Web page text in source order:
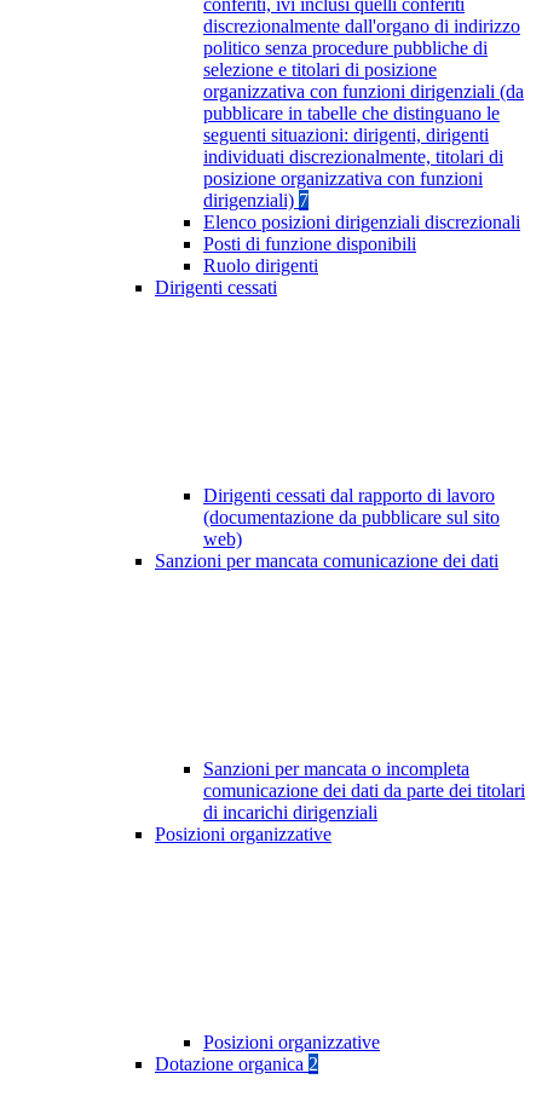
conferiti, ivi inclusi quelli conferiti
discrezionalmente dall'organo di indirizzo
politico senza procedure pubbliche di
selezione e titolari di posizione
organizzativa con funzioni dirigenziali (da
pubblicare in tabelle che distinguano le
seguenti situazioni: dirigenti, dirigenti
individuati discrezionalmente, titolari di
posizione organizzativa con funzioni
dirigenziali) 7
Elenco posizioni dirigenziali discrezionali
Posti di funzione disponibili
Ruolo dirigenti
Dirigenti cessati
Dirigenti cessati dal rapporto di lavoro
(documentazione da pubblicare sul sito
web)
Sanzioni per mancata comunicazione dei dati
Sanzioni per mancata o incompleta
comunicazione dei dati da parte dei titolari
di incarichi dirigenziali
Posizioni organizzative
Posizioni organizzative
Dotazione organica 2